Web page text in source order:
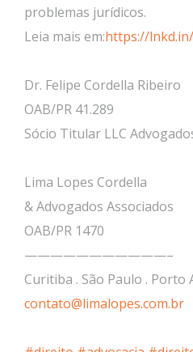
problemas jurídicos.
Leia mais em:https://
Dr. Felipe Cordella Ribeiro
OAB/PR 41.289
Sócio Titular LLC
Lima Lopes Cordella
& Advogados Associados
OAB/PR 1470
———————————–
Curitiba . São Paulo . Porto
contato@limalopes.com.br